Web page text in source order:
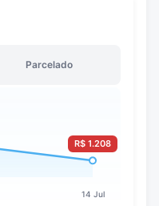
Parcelado